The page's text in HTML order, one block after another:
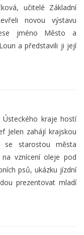
učitelé Základní
novou výstavu
jméno Město a
a představili ji její
kraje hostí
Jelen zahájí krajskou
starostou města
vznícení oleje pod
psů, ukázku jízdní
prezentovat mladí